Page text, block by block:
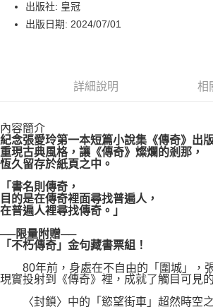
街口支付
博客來商品配送方式
每筆NT$80，滿NT$1,000(含以上)免運費
出版社: 皇冠
出版日期: 2024/07/01
詳細說明 相
內容簡介
紀念張愛玲第一本短篇小說集《傳奇》出
重現古典風格，讓《傳奇》燦爛的剎那，
恆久留存於紙頁之中。
「書名則傳奇，
目的是在傳奇裡面尋找普遍人，
在普遍人裡尋找傳奇。」
──限量附贈──
「不朽傳奇」金句藏書票組！
80年前，身處在不自由的「圍城」，
現實投射到《傳奇》裡，成就了觸目可見
〈封鎖〉中的「慾望街車」超然時空